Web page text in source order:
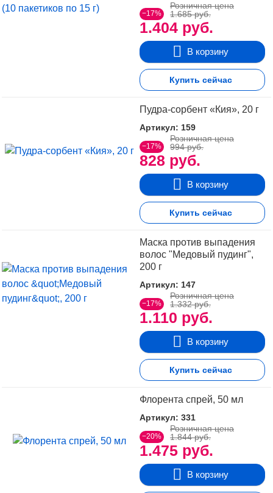
−17%
1.404 руб.
Розничная цена
1.685 руб.
В корзину
Купить сейчас
Пудра-сорбент «Кия», 20 г
Артикул: 159
−17%
828 руб.
Розничная цена
994 руб.
В корзину
Купить сейчас
Маска против выпадения
волос "Медовый пудинг",
200 г
Артикул: 147
−17%
1.110 руб.
Розничная цена
1.332 руб.
В корзину
Купить сейчас
Флорента спрей, 50 мл
Артикул: 331
−20%
1.475 руб.
Розничная цена
1.844 руб.
В корзину